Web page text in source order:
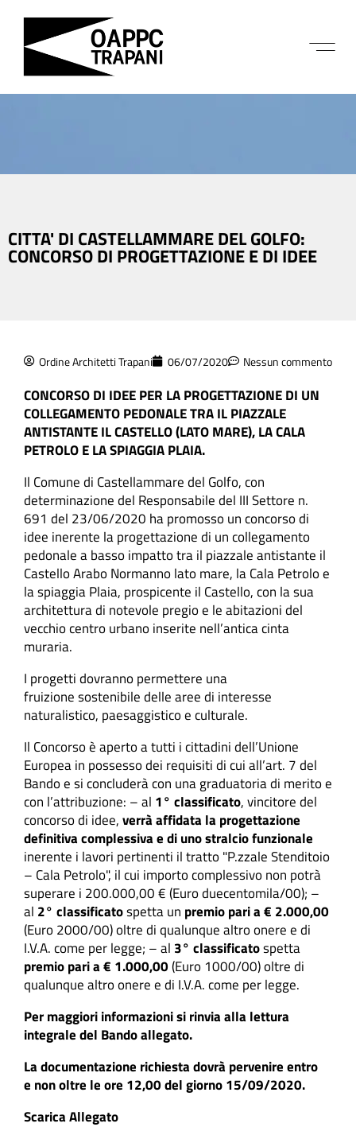
CITTA' DI CASTELLAMMARE DEL GOLFO:
CONCORSO DI PROGETTAZIONE E DI IDEE
Ordine Architetti Trapani 06/07/2020 Nessun commento
CONCORSO DI IDEE PER LA PROGETTAZIONE DI UN
COLLEGAMENTO PEDONALE TRA IL PIAZZALE
ANTISTANTE IL CASTELLO (LATO MARE), LA CALA
PETROLO E LA SPIAGGIA PLAIA.
Il Comune di Castellammare del Golfo, con
determinazione del Responsabile del III Settore n.
691 del 23/06/2020 ha promosso un concorso di
idee inerente la progettazione di un collegamento
pedonale a basso impatto tra il piazzale antistante il
Castello Arabo Normanno lato mare, la Cala Petrolo e
la spiaggia Plaia, prospicente il Castello, con la sua
architettura di notevole pregio e le abitazioni del
vecchio centro urbano inserite nell’antica cinta
muraria.
I progetti dovranno permettere una
fruizione sostenibile delle aree di interesse
naturalistico, paesaggistico e culturale.
Il Concorso è aperto a tutti i cittadini dell’Unione
Europea in possesso dei requisiti di cui all’art. 7 del
Bando e si concluderà con una graduatoria di merito e
con l’attribuzione: – al 1° classificato, vincitore del
concorso di idee,verrà affidata la progettazione
definitiva complessiva e di uno stralcio funzionale
inerente i lavori pertinenti il tratto "P.zzale Stenditoio
– Cala Petrolo", il cui importo complessivo non potrà
superare i 200.000,00 € (Euro duecentomila/00); –
al 2° classificatospetta un premio pari a € 2.000,00
(Euro 2000/00) oltre di qualunque altro onere e di
I.V.A. come per legge; – al 3° classificatospetta
premio pari a € 1.000,00(Euro 1000/00) oltre di
qualunque altro onere e di I.V.A. come per legge.
Per maggiori informazioni si rinvia alla lettura
integrale del Bando allegato.
La documentazione richiesta dovrà pervenire entro
e non oltre le ore 12,00 del giorno 15/09/2020.
Scarica Allegato